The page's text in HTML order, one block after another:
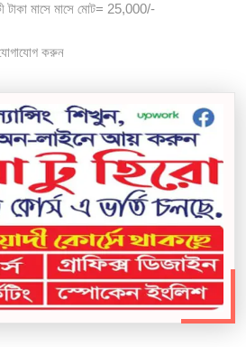
টাকা মাসে মাসে মোট= 25,000/-
করুন